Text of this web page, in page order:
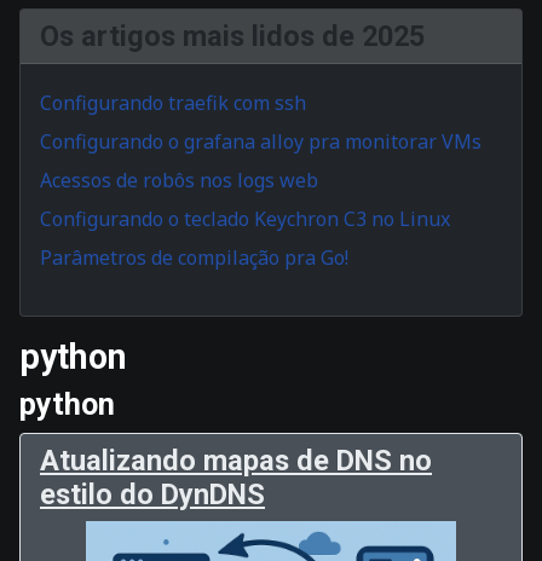
Os artigos mais lidos de 2025
Configurando traefik com ssh
Configurando o grafana alloy pra monitorar VMs
Acessos de robôs nos logs web
Configurando o teclado Keychron C3 no Linux
Parâmetros de compilação pra Go!
python
python
Atualizando mapas de DNS no
estilo do DynDNS